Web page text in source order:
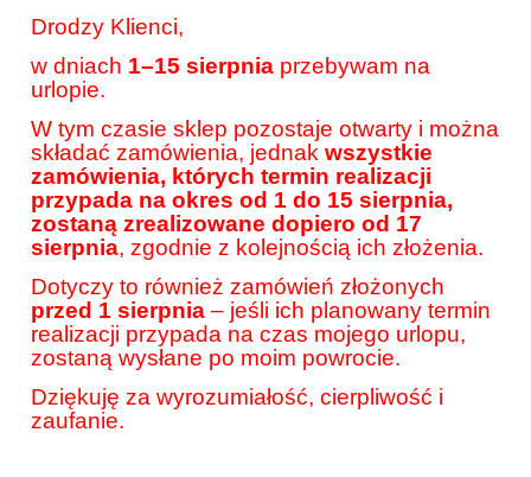
Drodzy Klienci,
w dniach 1–15 sierpnia przebywam na
urlopie.
W tym czasie sklep pozostaje otwarty i można
składać zamówienia, jednak wszystkie
zamówienia, których termin realizacji
przypada na okres od 1 do 15 sierpnia,
zostaną zrealizowane dopiero od 17
sierpnia, zgodnie z kolejnością ich złożenia.
Dotyczy to również zamówień złożonych
przed 1 sierpnia – jeśli ich planowany termin
realizacji przypada na czas mojego urlopu,
zostaną wysłane po moim powrocie.
Dziękuję za wyrozumiałość, cierpliwość i
zaufanie.